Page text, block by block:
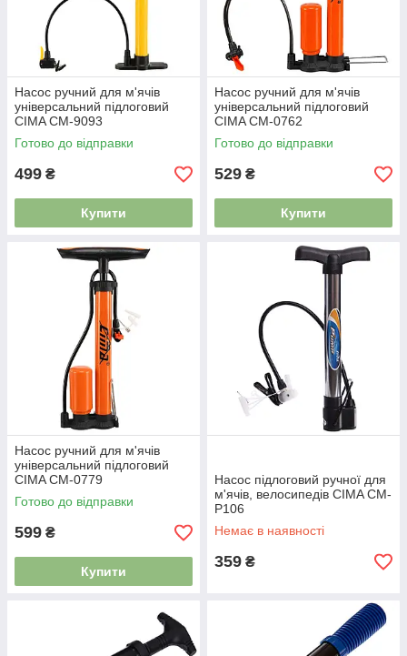
Насос ручний для м'ячів
універсальний підлоговий
CIMA CM-9093
Готово до відправки
499 ₴
Купити
Насос ручний для м'ячів
універсальний підлоговий
CIMA CM-0762
Готово до відправки
529 ₴
Купити
Насос ручний для м'ячів
універсальний підлоговий
CIMA CM-0779
Готово до відправки
599 ₴
Купити
Насос підлоговий ручної для
м'ячів, велосипедів CIMA CM-
P106
Немає в наявності
359 ₴